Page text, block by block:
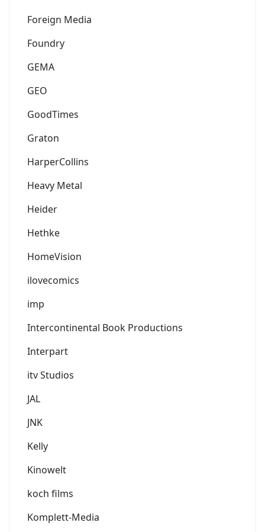
Foreign Media
Foundry
GEMA
GEO
GoodTimes
Graton
HarperCollins
Heavy Metal
Heider
Hethke
HomeVision
ilovecomics
imp
Intercontinental Book Productions
Interpart
itv Studios
JAL
JNK
Kelly
Kinowelt
koch films
Komplett-Media